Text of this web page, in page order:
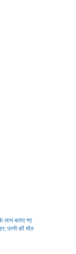
लाभ बताए गए
पत्नी की मौत